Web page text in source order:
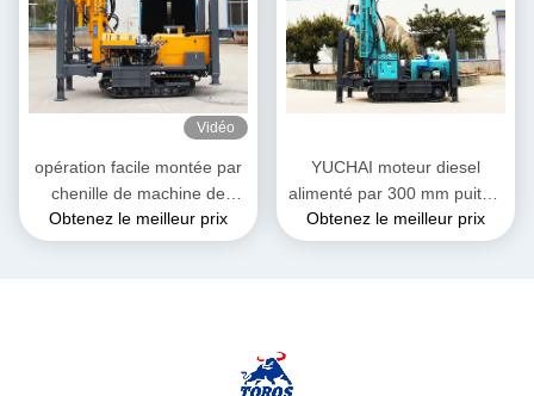
Vidéo
opération facile montée par
chenille de machine de
forage de puits d'eau
d'installation de forage de
Obtenez le meilleur prix
YUCHAI moteur diesel
alimenté par 300 mm puits à
eau de forage 7000 kg de
poids
Obtenez le meilleur prix